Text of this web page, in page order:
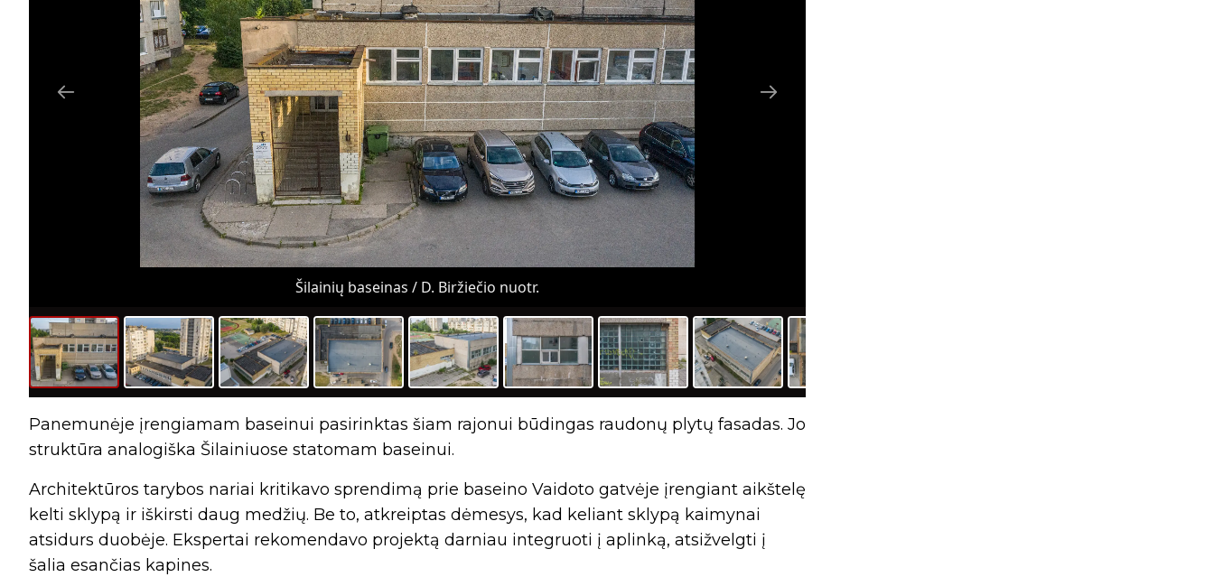
Šilainių baseinas / D. Biržiečio nuotr.
Panemunėje įrengiamam baseinui pasirinktas šiam rajonui būdingas raudonų plytų fasadas. Jo
struktūra analogiška Šilainiuose statomam baseinui.
Architektūros tarybos nariai kritikavo sprendimą prie baseino Vaidoto gatvėje įrengiant aikštelę
kelti sklypą ir iškirsti daug medžių. Be to, atkreiptas dėmesys, kad keliant sklypą kaimynai
atsidurs duobėje. Ekspertai rekomendavo projektą darniau integruoti į aplinką, atsižvelgti į
šalia esančias kapines.